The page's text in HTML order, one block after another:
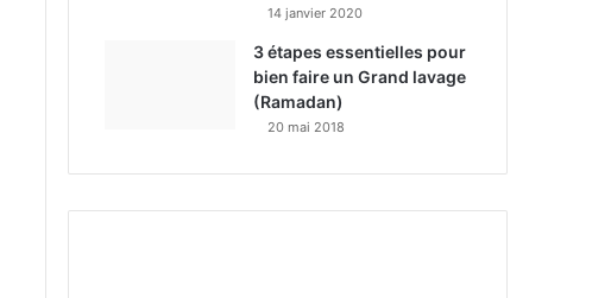
14 janvier 2020
3 étapes essentielles pour
bien faire un Grand lavage
(Ramadan)
20 mai 2018